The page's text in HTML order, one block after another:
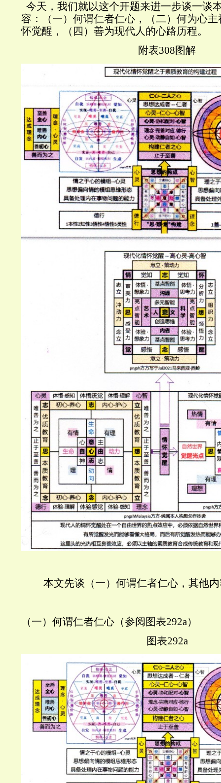
今天，我们就以这个开题来进一步谈一谈
容：（一）何谓仁者仁心，（二）何为心
怀觉醒，（四）善为现代人的心路历程。
附表308图解
本文先谈（一）何谓仁者仁心，其他
（一）何谓仁者仁心（参阅图表292a）
图表292a